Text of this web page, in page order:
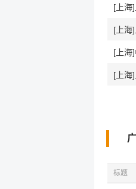
[上海
[上海
[上海
[上海
标题